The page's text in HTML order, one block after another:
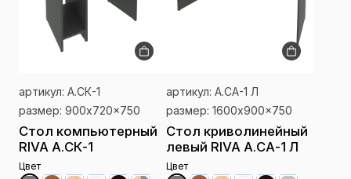
артикул: А.СК-1
размер: 900x720x750
Стол компьютерный
RIVA А.СК-1
Цвет
артикул: А.СА-1 Л
размер: 1600x900x750
Стол криволинейный
левый RIVA А.СА-1 Л
Цвет